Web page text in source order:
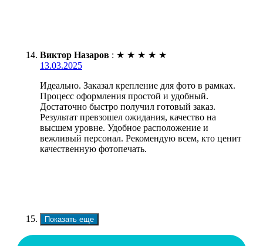
Виктор Назаров : ★ ★ ★ ★ ★
13.03.2025
Идеально. Заказал крепление для фото в рамках.
Процесс оформления простой и удобный.
Достаточно быстро получил готовый заказ.
Результат превзошел ожидания, качество на
высшем уровне. Удобное расположение и
вежливый персонал. Рекомендую всем, кто ценит
качественную фотопечать.
Показать еще